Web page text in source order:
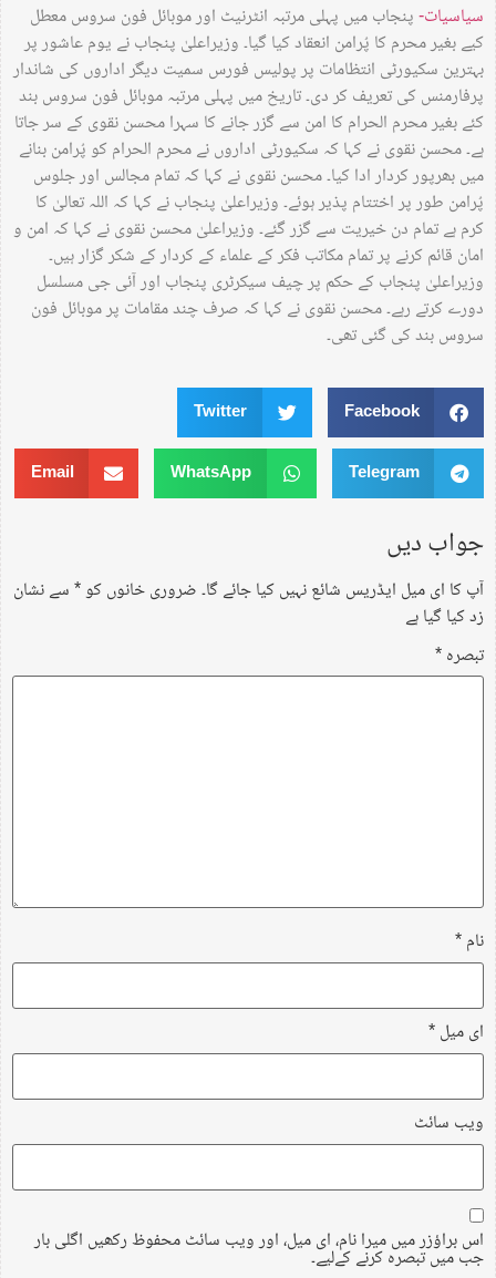
سیاسیات-پنجاب میں پہلی مرتبہ انٹرنیٹ اور موبائل فون سروس معطل
کیے بغیر محرم کا پُرامن انعقاد کیا گیا۔ وزیراعلیٰ پنجاب نے یوم عاشور پر
بہترین سکیورٹی انتظامات پر پولیس فورس سمیت دیگر اداروں کی شاندار
پرفارمنس کی تعریف کر دی۔ تاریخ میں پہلی مرتبہ موبائل فون سروس بند
کئے بغیر محرم الحرام کا امن سے گزر جانے کا سہرا محسن نقوی کے سر جاتا
ہے۔ محسن نقوی نے کہا کہ سکیورٹی اداروں نے محرم الحرام کو پُرامن بنانے
میں بھرپور کردار ادا کیا۔ محسن نقوی نے کہا کہ تمام مجالس اور جلوس
پُرامن طور پر اختتام پذیر ہوئے۔ وزیراعلیٰ پنجاب نے کہا کہ اللہ تعالیٰ کا
کرم ہے تمام دن خیریت سے گزر گئے۔ وزیراعلیٰ محسن نقوی نے کہا کہ امن و
امان قائم کرنے پر تمام مکاتب فکر کے علماء کے کردار کے شکر گزار ہیں۔
وزیراعلیٰ پنجاب کے حکم پر چیف سیکرٹری پنجاب اور آئی جی مسلسل
دورے کرتے رہے۔ محسن نقوی نے کہا کہ صرف چند مقامات پر موبائل فون
سروس بند کی گئی تھی۔
Facebook
Twitter
Telegram
WhatsApp
Email
جواب دیں
آپ کا ای میل ایڈریس شائع نہیں کیا جائے گا۔ضروری خانوں کو*سے نشان
زد کیا گیا ہے
تبصرہ*
نام*
ای میل*
ویب‌ سائٹ
اس براؤزر میں میرا نام، ای میل، اور ویب سائٹ محفوظ رکھیں اگلی بار
جب میں تبصرہ کرنے کےلیے۔